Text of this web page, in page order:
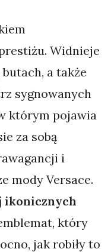
Widnieje
a także
sygnowanych
którym pojawia
za sobą
i
mody Versace.
ikonicznych
który
jak robiły to